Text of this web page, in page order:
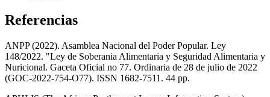
Referencias
ANPP (2022). Asamblea Nacional del Poder Popular. Ley
148/2022. "Ley de Soberania Alimentaria y Seguridad Alimentaria y
Nuricional. Gaceta Oficial no 77. Ordinaria de 28 de julio de 2022
(GOC-2022-754-O77). ISSN 1682-7511. 44 pp.